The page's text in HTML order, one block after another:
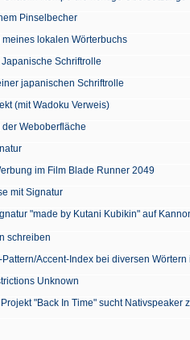
Pinselbecher
lokalen Wörterbuchs
Schriftrolle
japanischen Schriftrolle
(mit Wadoku Verweis)
Weboberfläche
im Film Blade Runner 2049
mit Signatur
"made by Kutani Kubikin" auf
schreiben
Pattern/Accent-Index bei diversen
Unknown
"Back In Time" sucht Nativspeaker